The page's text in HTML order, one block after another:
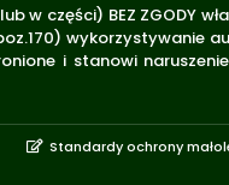
w części) BEZ
i stanowi
Standardy ochrony